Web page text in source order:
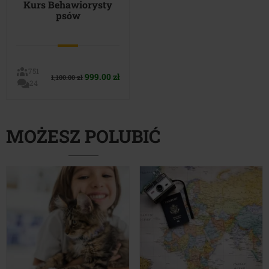
Kurs Behawiorysty
psów
751
24
1,100.00zł Pierwotna
999.00 złAktualna
MOŻESZ POLUBIĆ